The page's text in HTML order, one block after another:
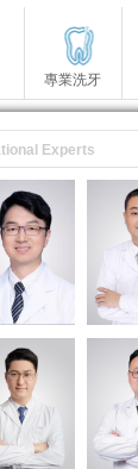
專業洗牙
Experts